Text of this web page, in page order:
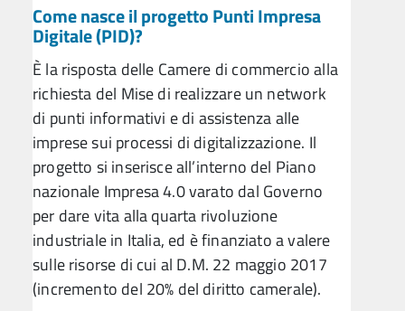
Come nasce il progetto Punti Impresa
Digitale (PID)?
È la risposta delle Camere di commercio alla
richiesta del Mise di realizzare un network
di punti informativi e di assistenza alle
imprese sui processi di digitalizzazione. Il
progetto si inserisce all’interno del Piano
nazionale Impresa 4.0 varato dal Governo
per dare vita alla quarta rivoluzione
industriale in Italia, ed è finanziato a valere
sulle risorse di cui al D.M. 22 maggio 2017
(incremento del 20% del diritto camerale).